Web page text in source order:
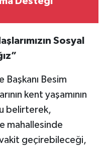
Sosyal
Başkanı Besim
kent yaşamının
belirterek,
mahallesinde
vakit geçirebileceği,